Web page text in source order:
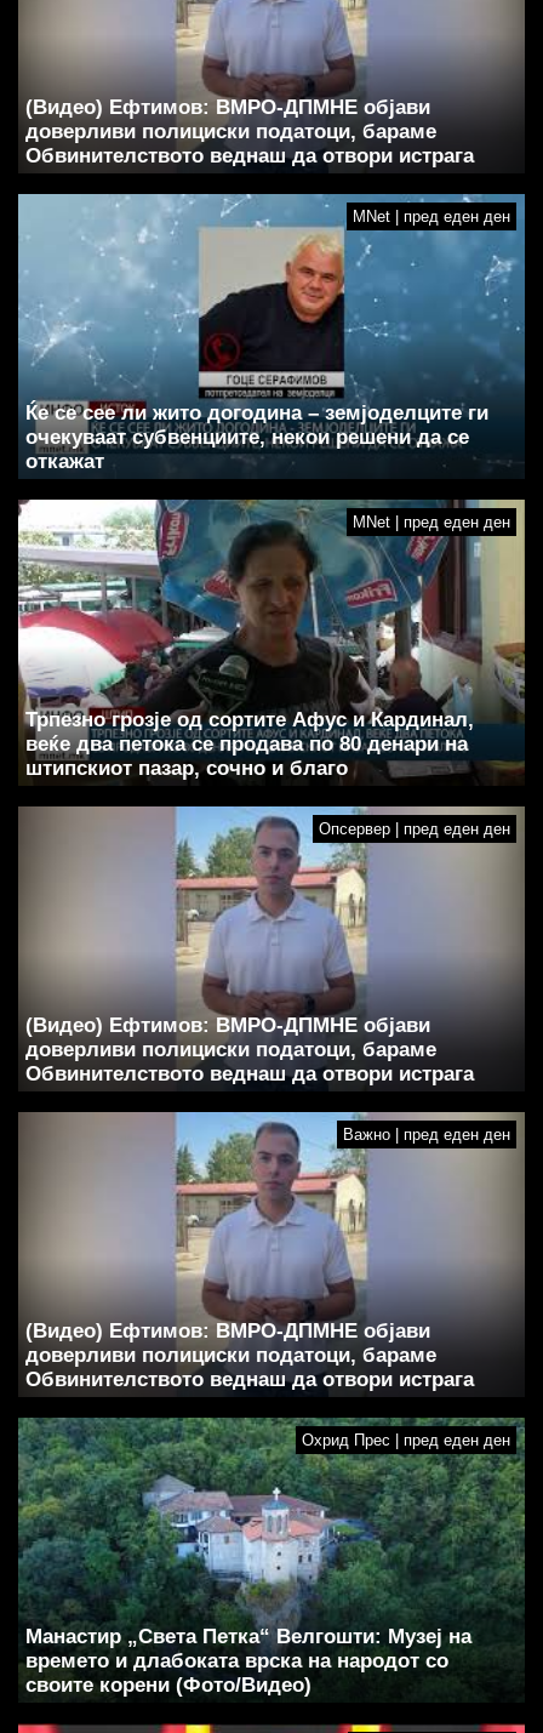
(Видео) Ефтимов: ВМРО-ДПМНЕ објави
доверливи полициски податоци, бараме
Обвинителството веднаш да отвори истрага
MNet | пред еден ден
Ќе се сее ли жито догодина – земјоделците ги
очекуваат субвенциите, некои решени да се
откажат
MNet | пред еден ден
Трпезно грозје од сортите Афус и Кардинал,
веќе два петока се продава по 80 денари на
штипскиот пазар, сочно и благо
Опсервер | пред еден ден
(Видео) Ефтимов: ВМРО-ДПМНЕ објави
доверливи полициски податоци, бараме
Обвинителството веднаш да отвори истрага
Важно | пред еден ден
(Видео) Ефтимов: ВМРО-ДПМНЕ објави
доверливи полициски податоци, бараме
Обвинителството веднаш да отвори истрага
Охрид Прес | пред еден ден
Манастир „Света Петка“ Велгошти: Музеј на
времето и длабоката врска на народот со
своите корени (Фото/Видео)